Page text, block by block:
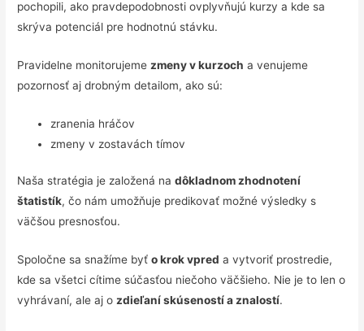
pochopili, ako pravdepodobnosti ovplyvňujú kurzy a kde sa
skrýva potenciál pre hodnotnú stávku.
Pravidelne monitorujeme zmeny v kurzoch a venujeme
pozornosť aj drobným detailom, ako sú:
zranenia hráčov
zmeny v zostavách tímov
Naša stratégia je založená nadôkladnom zhodnotení
štatistík, čo nám umožňuje predikovať možné výsledky s
väčšou presnosťou.
Spoločne sa snažíme byťo krok vpred a vytvoriť prostredie,
kde sa všetci cítime súčasťou niečoho väčšieho. Nie je to len o
vyhrávaní, ale aj ozdieľaní skúseností a znalostí.